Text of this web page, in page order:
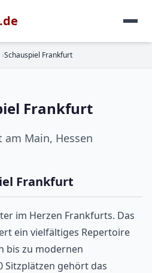
.de
Schauspiel Frankfurt
SCHAUSPIEL
Frankfurt
am Main, Hessen
Frankfurt
im Herzen Frankfurts. Das
ein vielfältiges Repertoire
bis zu modernen
Sitzplätzen gehört das